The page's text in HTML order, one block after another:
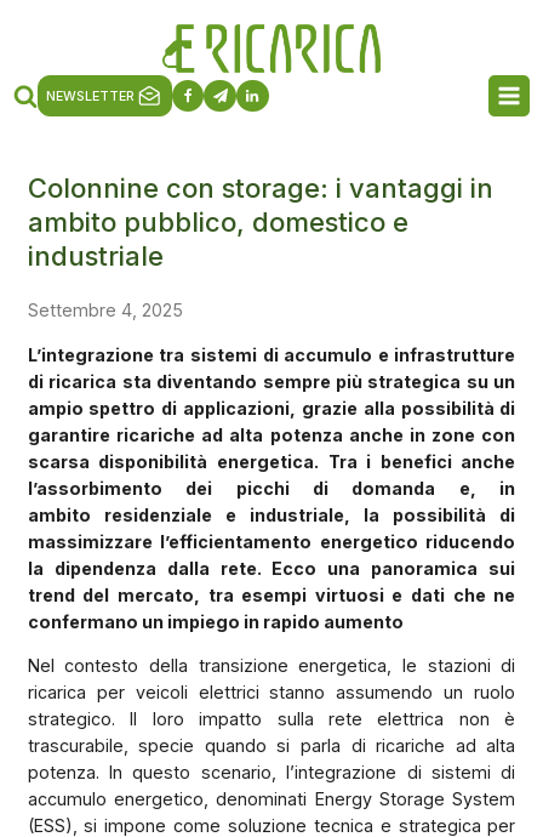
NEWSLETTER
Colonnine con storage: i vantaggi in
ambito pubblico, domestico e
industriale
Settembre 4, 2025
L’integrazione tra sistemi di accumulo e infrastrutture
di ricarica sta diventando sempre più strategica su un
ampio spettro di applicazioni, grazie alla possibilità di
garantire ricariche ad alta potenza anche in zone con
scarsa disponibilità energetica. Tra i benefici anche
l’assorbimento dei picchi di domanda e, in
ambito
residenziale e industriale, la possibilità di
massimizzare l’efficientamento energetico riducendo
la dipendenza dalla rete. Ecco una panoramica sui
trend del mercato, tra esempi virtuosi e dati che ne
confermano un impiego in rapido aumento
Nel contesto della transizione energetica, le stazioni di
ricarica per veicoli elettrici stanno assumendo un ruolo
strategico. Il loro impatto sulla rete elettrica non è
trascurabile, specie quando si parla di ricariche ad alta
potenza. In questo scenario, l’integrazione di sistemi di
accumulo energetico, denominati Energy Storage System
(ESS), si impone come soluzione tecnica e strategica per